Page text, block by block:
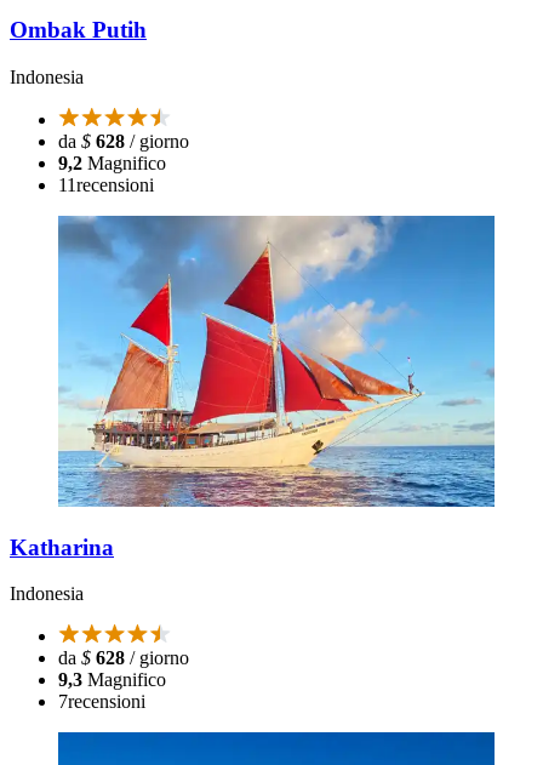
Ombak Putih
Indonesia
da $ 628 / giorno
9,2 Magnifico
11recensioni
Katharina
Indonesia
da $ 628 / giorno
9,3 Magnifico
7recensioni